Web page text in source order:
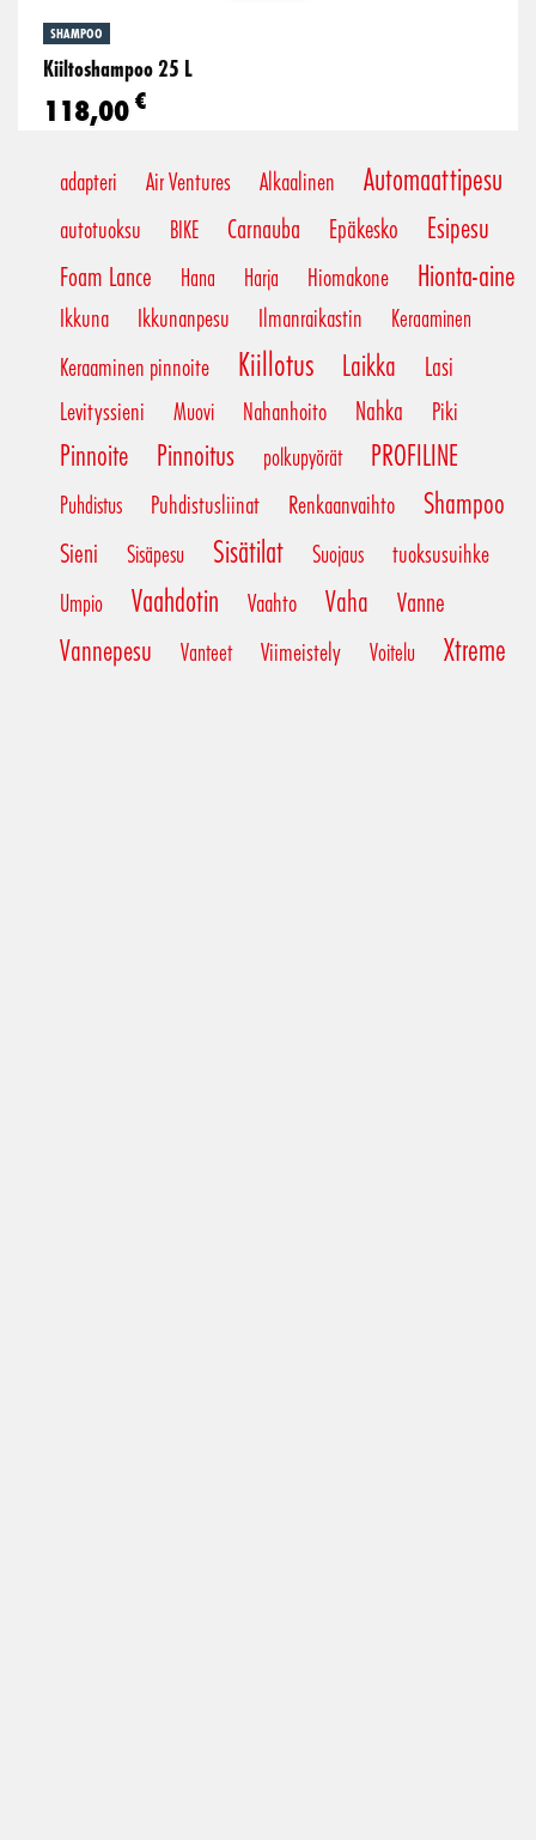
SHAMPOO
Kiiltoshampoo 25 L
118,00€
adapteri Air Ventures Alkaalinen Automaattipesu
autotuoksu BIKE Carnauba Epäkesko Esipesu
Foam Lance Hana Harja Hiomakone Hionta-aine
Ikkuna Ikkunanpesu Ilmanraikastin Keraaminen
Keraaminen pinnoite Kiillotus Laikka Lasi
Levityssieni Muovi Nahanhoito Nahka Piki
Pinnoite Pinnoitus polkupyörät PROFILINE
Puhdistus Puhdistusliinat Renkaanvaihto Shampoo
Sieni Sisäpesu Sisätilat Suojaus tuoksusuihke
Umpio Vaahdotin Vaahto Vaha Vanne
Vannepesu Vanteet Viimeistely Voitelu Xtreme